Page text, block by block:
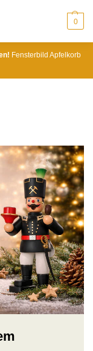
0
Fensterbild Apfelkorb